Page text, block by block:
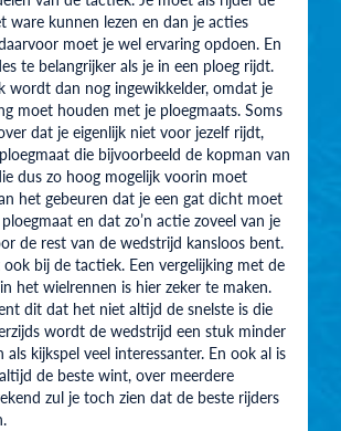
ware kunnen lezen en dan je acties
moet je wel ervaring opdoen. En
te belangrijker als je in een ploeg rijdt.
wordt dan nog ingewikkelder, omdat je
moet houden met je ploegmaats. Soms
dat je eigenlijk niet voor jezelf rijdt,
die bijvoorbeeld de kopman van
dus zo hoog mogelijk voorin moet
het gebeuren dat je een gat dicht moet
en dat zo’n actie zoveel van je
de rest van de wedstrijd kansloos bent.
bij de tactiek. Een vergelijking met de
het wielrennen is hier zeker te maken.
dit dat het niet altijd de snelste is die
wordt de wedstrijd een stuk minder
als kijkspel veel interessanter. En ook al is
de beste wint, over meerdere
zul je toch zien dat de beste rijders